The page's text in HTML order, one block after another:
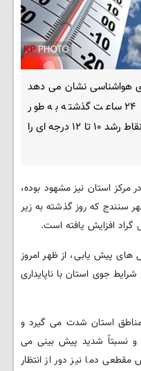
هواشناسی نشان می دهد
دمای هوا در استان کردستان طی ۲۴ ساعت گذشته به طور
محسوسی افزایش یافته و در برخی نقاط رشد ۱۰ تا ۱۲ درجه ای را
استان نیز مشهود بوده،
سنندج که روز گذشته به زیر
پیش یابی، از ظهر امروز
(سه شنبه ۵ اسفند) شرایط جوی استان با ناپایداری
مناطق استان شدت می گیرد و
نسبتاً شدید پیش بینی می
دما نیز دور از انتظار